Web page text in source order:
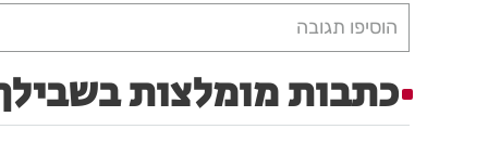
הוסיפו תגובה
כתבות מומלצות